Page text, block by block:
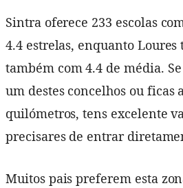
Sintra oferece 233 escolas
4.4 estrelas, enquanto Loures
também com 4.4 de média.
um destes concelhos ou ficas
quilómetros, tens excelente
precisares de entrar
Muitos pais preferem esta